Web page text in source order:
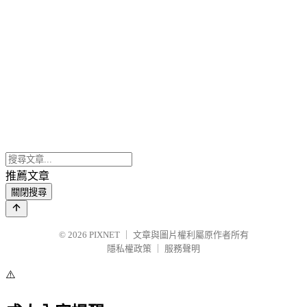
推薦文章
關閉搜尋
© 2026 PIXNET
文章與圖片權利屬原作者所有
隱私權政策
服務聲明
⚠️